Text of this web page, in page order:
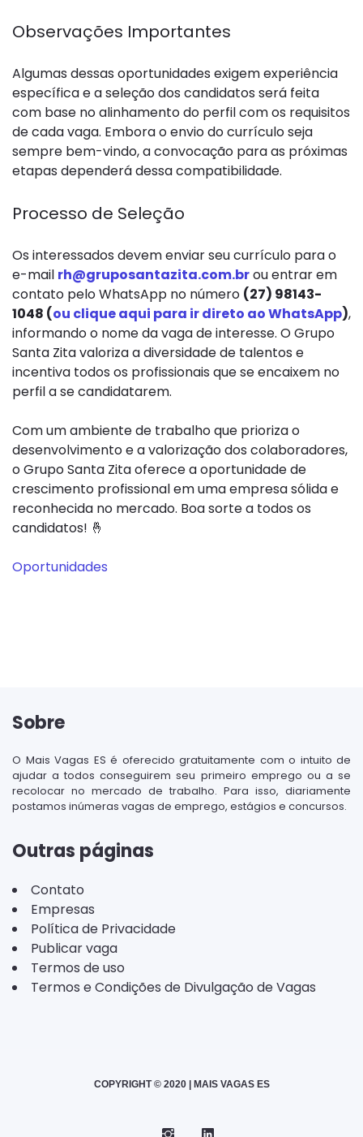
Observações Importantes
Algumas dessas oportunidades exigem experiência
específica e a seleção dos candidatos será feita
com base no alinhamento do perfil com os requisitos
de cada vaga. Embora o envio do currículo seja
sempre bem-vindo, a convocação para as próximas
etapas dependerá dessa compatibilidade.
Processo de Seleção
Os interessados devem enviar seu currículo para o
e-mail rh@gruposantazita.com.brou entrar em
contato pelo WhatsApp no número (27) 98143-
1048 (ou clique aqui para ir direto ao WhatsApp),
informando o nome da vaga de interesse. O Grupo
Santa Zita valoriza a diversidade de talentos e
incentiva todos os profissionais que se encaixem no
perfil a se candidatarem.
Com um ambiente de trabalho que prioriza o
desenvolvimento e a valorização dos colaboradores,
o Grupo Santa Zita oferece a oportunidade de
crescimento profissional em uma empresa sólida e
reconhecida no mercado. Boa sorte a todos os
candidatos! 🤞
Oportunidades
Sobre
O Mais Vagas ES é oferecido gratuitamente com o intuito de
ajudar a todos conseguirem seu primeiro emprego ou a se
recolocar no mercado de trabalho. Para isso, diariamente
postamos inúmeras vagas de emprego, estágios e concursos.
Outras páginas
Contato
Empresas
Política de Privacidade
Publicar vaga
Termos de uso
Termos e Condições de Divulgação de Vagas
COPYRIGHT © 2020 | MAIS VAGAS ES